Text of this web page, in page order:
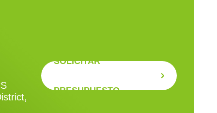
SOLICITAR
PRESUPUESTO